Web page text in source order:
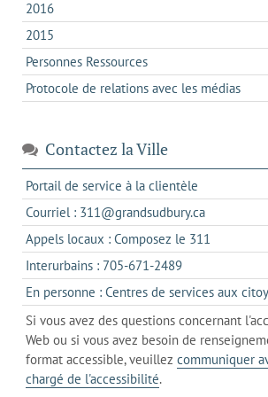
2016
2015
Personnes Ressources
Protocole de relations avec les médias
Contactez la Ville
Portail de service à la clientèle
dans
un
nouvel
Courriel : 311@grandsudbury.cas'ouvre
dans
votre
de
messagerie
Appels locaux : Composez le 311
dans
un
client
de
votre
téléphone
Interurbains : 705-671-2489s'ouvre
dans
un
client
de
votre
En personne : Centres de services aux
Si vous avez des questions concernant
Web ou si vous avez besoin de
format accessible, veuillez communiquer
chargé de l'accessibilité.